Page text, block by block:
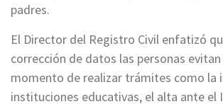
padres.
El Director del Registro Civil enfatizó
corrección de datos las personas
momento de realizar trámites como la
instituciones educativas, el alta ante